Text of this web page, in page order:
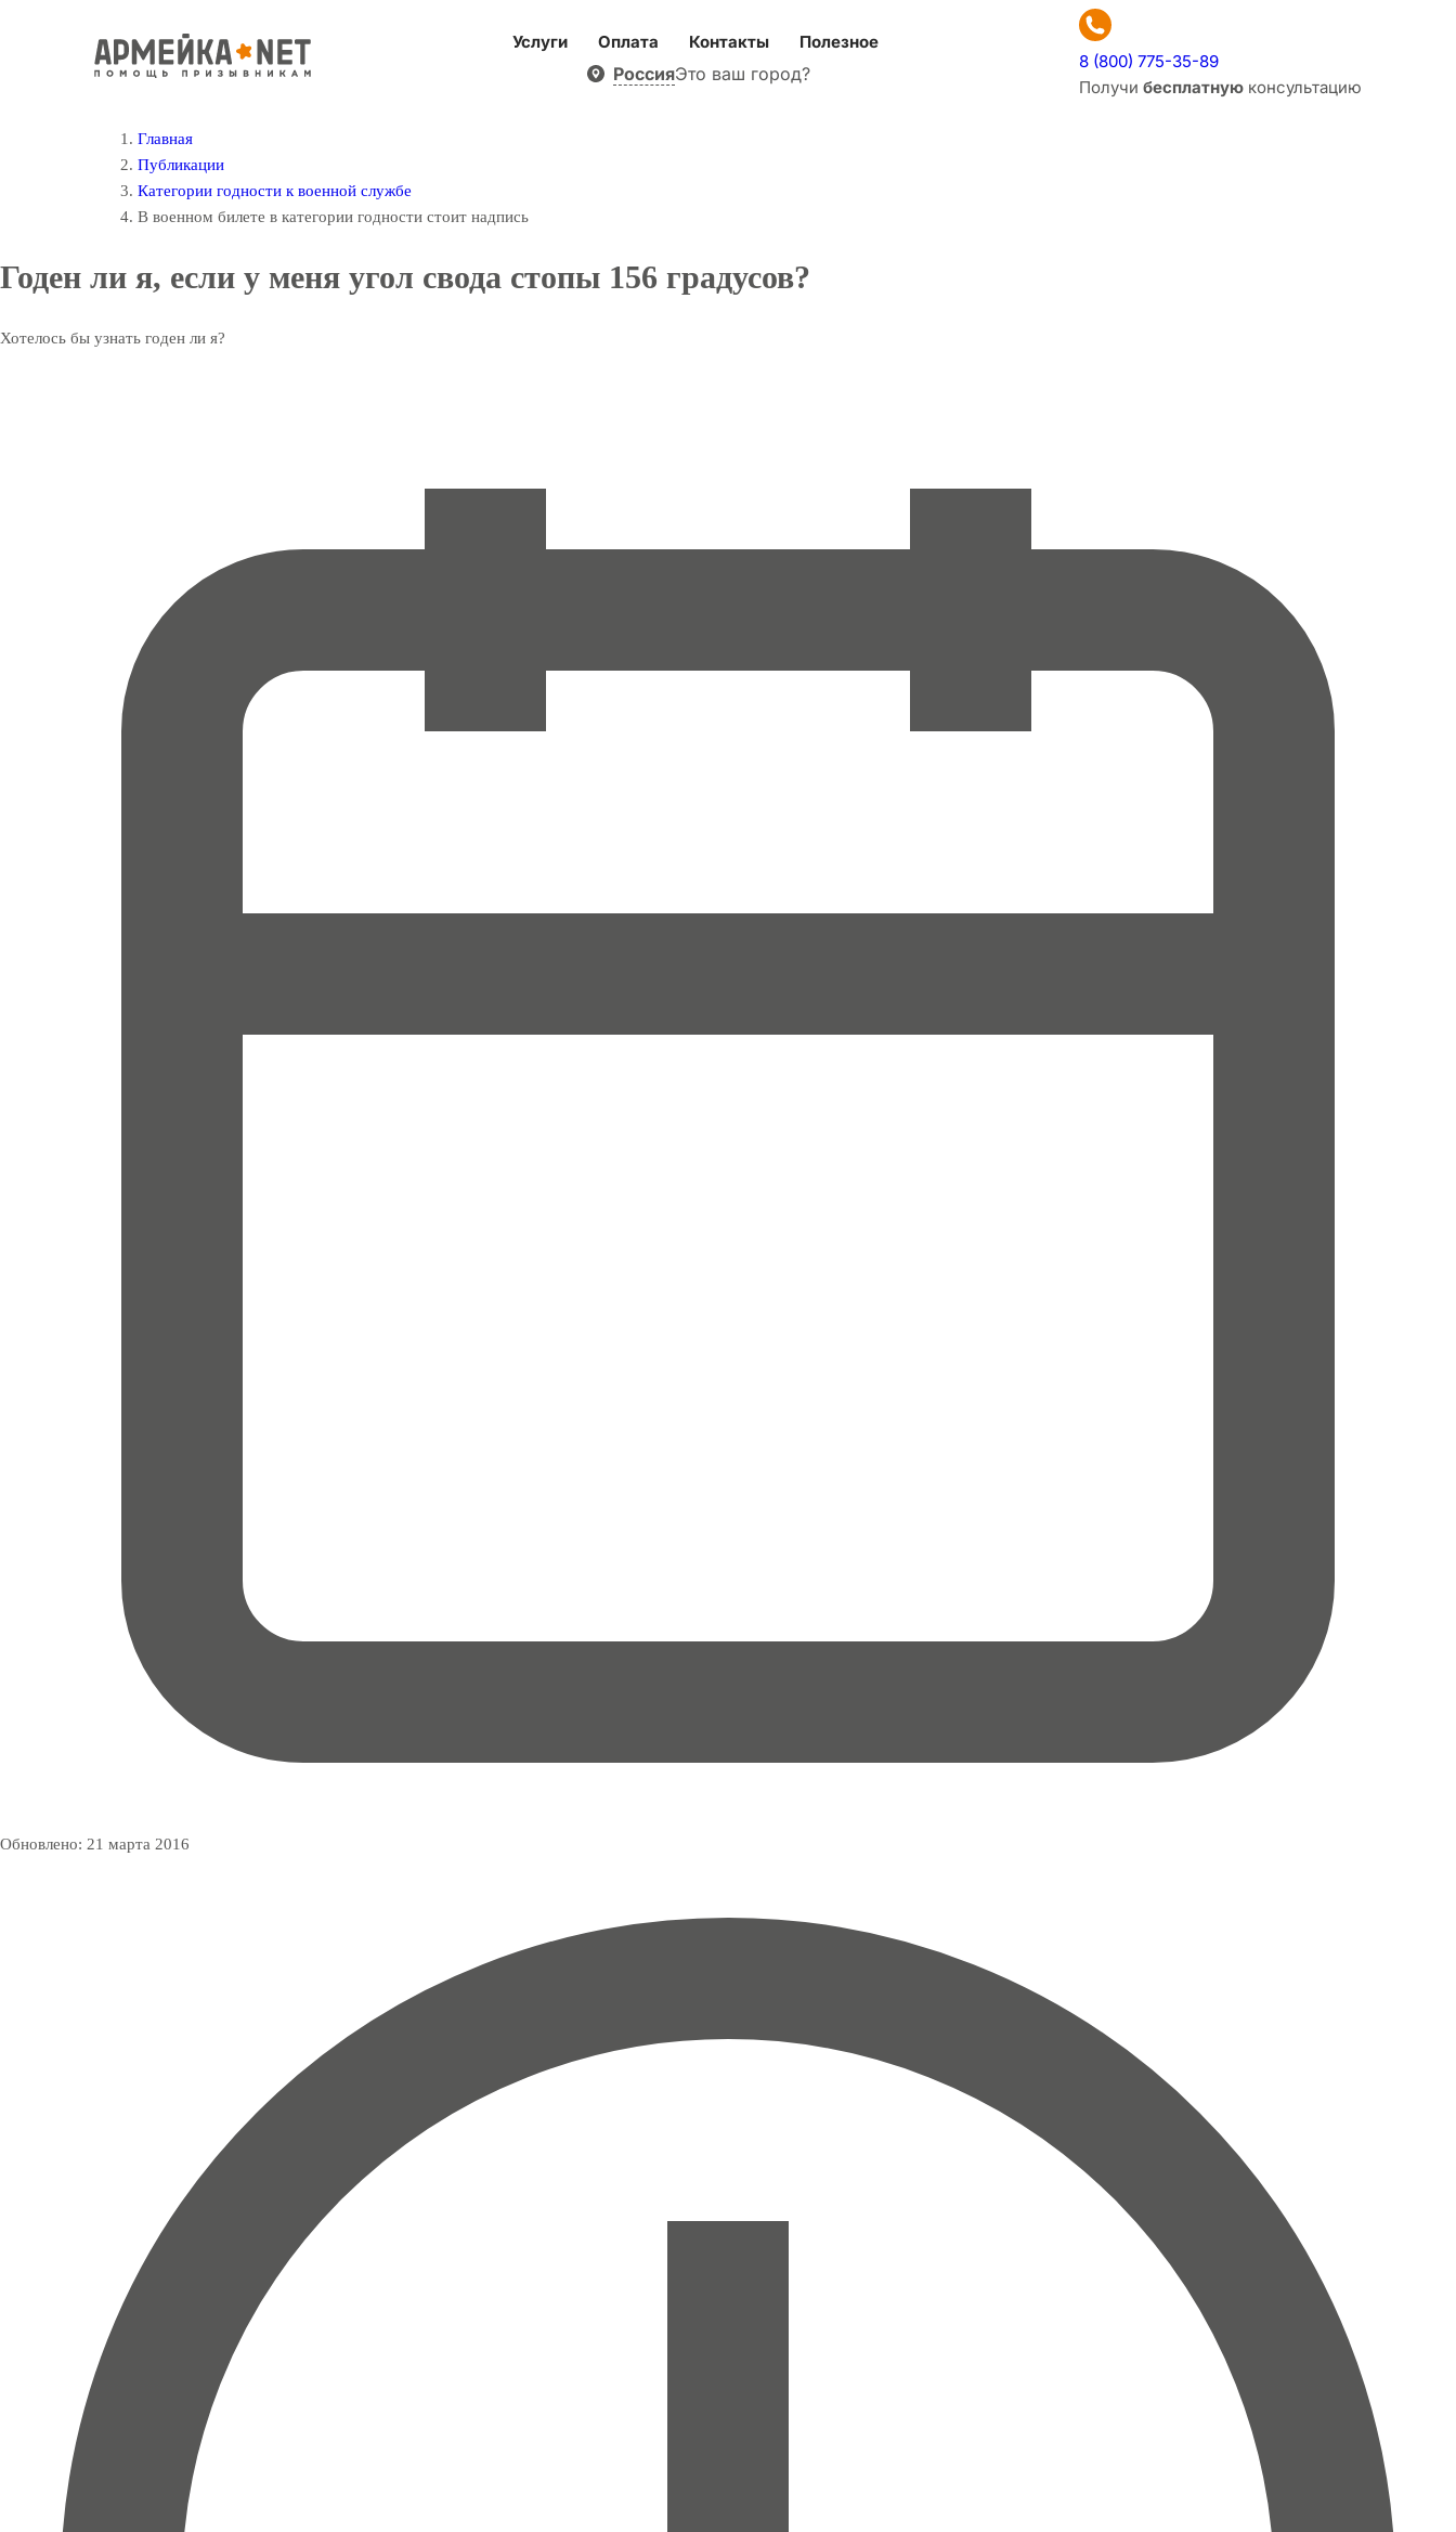
Услуги Оплата Контакты Полезное
РоссияЭто ваш город?
8 (800) 775-35-89
Получи бесплатную консультацию
Главная
Публикации
Категории годности к военной службе
В военном билете в категории годности стоит надпись
Годен ли я, если у меня угол свода стопы 156 градусов?
Хотелось бы узнать годен ли я?
Обновлено: 21 марта 2016